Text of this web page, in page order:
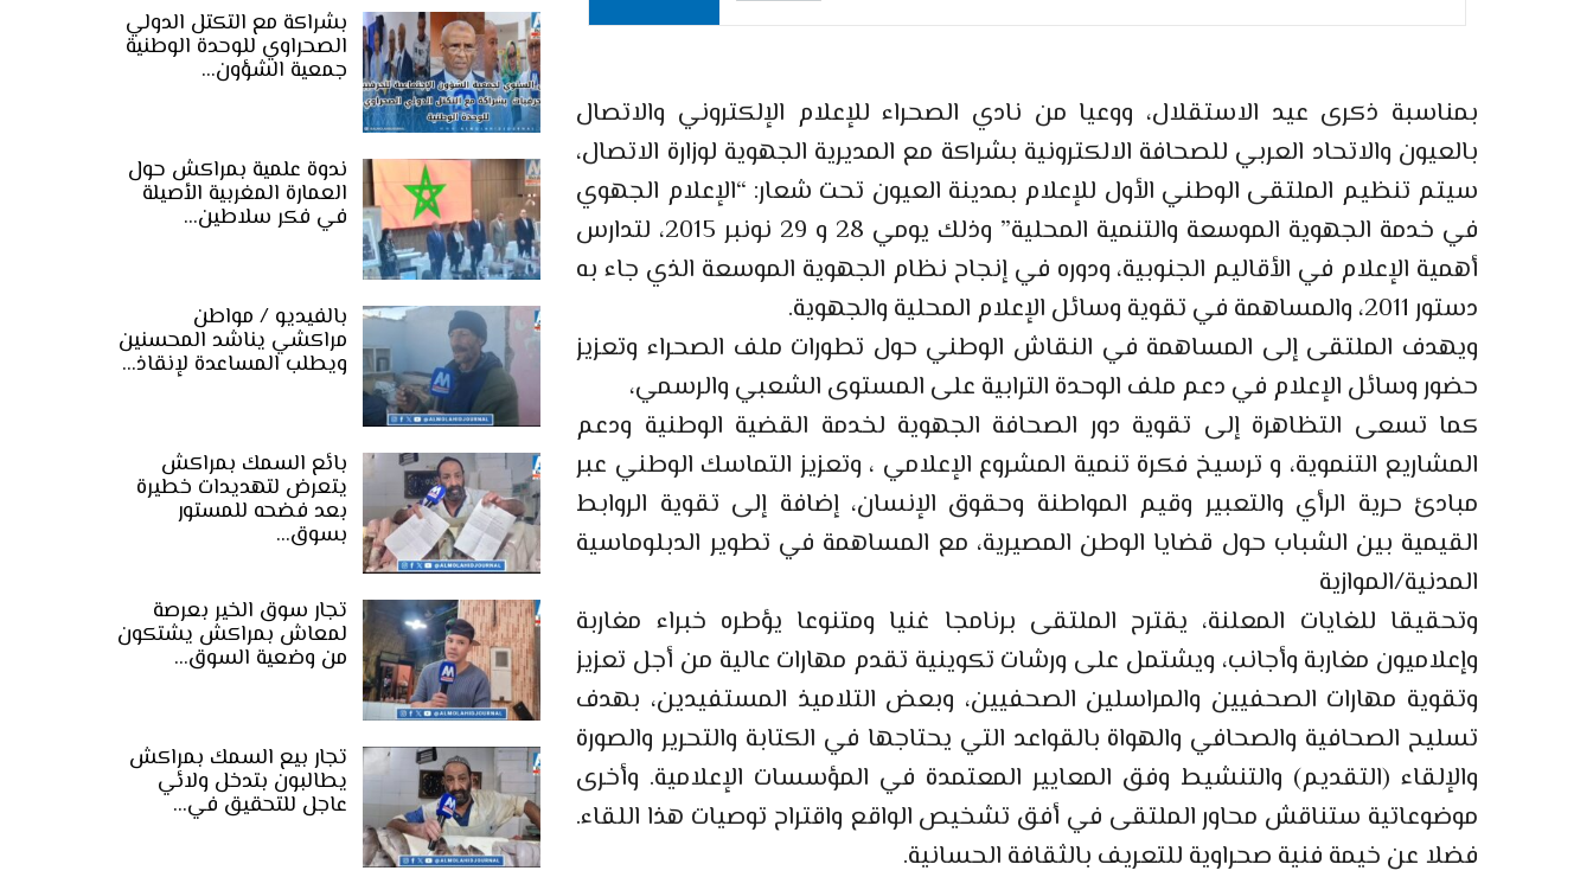
بمناسبة ذكرى عيد الاستقلال، ووعيا من نادي الصحراء للإعلام الإلكتروني والاتصال
بالعيون والاتحاد العربي للصحافة الالكترونية بشراكة مع المديرية الجهوية لوزارة الاتصال،
سيتم تنظيم الملتقى الوطني الأول للإعلام بمدينة العيون تحت شعار: “الإعلام الجهوي
في خدمة الجهوية الموسعة والتنمية المحلية” وذلك يومي 28 و 29 نونبر 2015، لتدارس
أهمية الإعلام في الأقاليم الجنوبية، ودوره في إنجاح نظام الجهوية الموسعة الذي جاء به
دستور 2011، والمساهمة في تقوية وسائل الإعلام المحلية والجهوية.
ويهدف الملتقى إلى المساهمة في النقاش الوطني حول تطورات ملف الصحراء وتعزيز
حضور وسائل الإعلام في دعم ملف الوحدة الترابية على المستوى الشعبي والرسمي،
كما تسعى التظاهرة إلى تقوية دور الصحافة الجهوية لخدمة القضية الوطنية ودعم
المشاريع التنموية، و ترسيخ فكرة تنمية المشروع الإعلامي ، وتعزيز التماسك الوطني عبر
مبادئ حرية الرأي والتعبير وقيم المواطنة وحقوق الإنسان، إضافة إلى تقوية الروابط
القيمية بين الشباب حول قضايا الوطن المصيرية، مع المساهمة في تطوير الدبلوماسية
المدنية/الموازية
وتحقيقا للغايات المعلنة، يقترح الملتقى برنامجا غنيا ومتنوعا يؤطره خبراء مغاربة
وإعلاميون مغاربة وأجانب، ويشتمل على ورشات تكوينية تقدم مهارات عالية من أجل تعزيز
وتقوية مهارات الصحفيين والمراسلين الصحفيين، وبعض التلاميذ المستفيدين، بهدف
تسليح الصحافية والصحافي والهواة بالقواعد التي يحتاجها في الكتابة والتحرير والصورة
والإلقاء (التقديم) والتنشيط وفق المعايير المعتمدة في المؤسسات الإعلامية. وأخرى
موضوعاتية ستناقش محاور الملتقى في أفق تشخيص الواقع واقتراح توصيات هذا اللقاء.
فضلا عن خيمة فنية صحراوية للتعريف بالثقافة الحسانية.
بشراكة مع التكتل الدولي
الصحراوي للوحدة الوطنية
جمعية الشؤون…
ندوة علمية بمراكش حول
العمارة المغربية الأصيلة
في فكر سلاطين…
بالفيديو / مواطن
مراكشي يناشد المحسنين
ويطلب المساعدة لإنقاذ…
بائع السمك بمراكش
يتعرض لتهديدات خطيرة
بعد فضحه للمستور
بسوق…
تجار سوق الخير بعرصة
لمعاش بمراكش يشتكون
من وضعية السوق…
تجار بيع السمك بمراكش
يطالبون بتدخل ولائي
عاجل للتحقيق في…